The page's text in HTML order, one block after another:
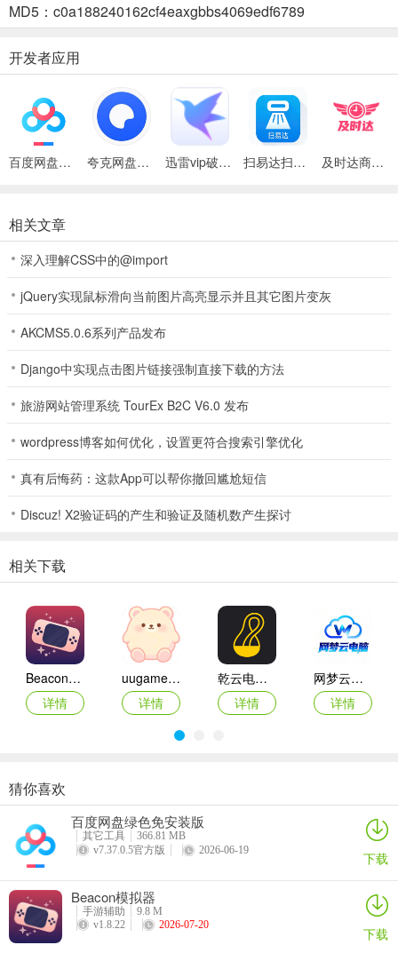
戏。
5、大玩家棋牌安卓版2026最新版带来更加正规靠谱的对局玩法，体
验游戏独特赛製线匹配合适玩家对抗，不仅可以棋牌娱乐交友还能学
习技巧，係统为你匹配的对手都是实力相近，感受很多不一样的快
乐，真的很带感。游戏亮点
6、激情音乐和酷炫真实的棋牌模式众多玩法选择，在游戏裏麵可以感
受经典的棋牌玩法去感受，超有乐趣的游戏玩法可以在游戏中进行一
7、全新的游戏引擎功能可以在裏麵去查看，强力的引擎功能可以在裏
麵为用户带来更佳的画麵感，畅快的游戏内容去查看；
表情包进行发送，在打牌过程中可以享受不一样的乐趣；
开元K78棋牌2026官方版 评价
1、实时推送开奖公告，开奖结果第一时间推送，包含了热门数据分析
手机裏麵，几毛钱就行，挑战无处不在，随意的游戏是需要付出代价
软件下载_瓜瓜丰城棋牌双剑软件下载安装 游戏功能
3、大量的福利道具物品成为玩家奋斗目标，体验非常地道的特色棋牌
部存入到钱包的位置。
5、登陆发金，让玩家每天不停的尖叫，还有快速呼叫系统，很有意思
6、还有游戏的离线单机模式，电脑的AI在游戏中根本不存在，还能提
升你的玩法；软件评测
2、美图酷炫，逼真的音效特别刺激，一秒注册零等待，享受乐趣，争
上游；
3、牌,如果玩家还有余力的话,*还是去记忆一下。除此之外,其实像
3456这样的小牌也是同样重要的,这
4、海量金币在线送，超高福利在线拿，超值大奖天天有，福利满满。
5、技巧二“忍”
MD5：c0a188240162cf4eaxgbbs4069edf6789
开发者应用
百度网盘绿色免安装Pc电脑版 夸克网盘官方正式版 迅雷vip破解版永久会员2024版 扫易达扫描仪最新安卓版 及时达商家(同城配送App)
相关文章
深入理解CSS中的@import
jQuery实现鼠标滑向当前图片高亮显示并且其它图片变灰
AKCMS5.0.6系列产品发布
Django中实现点击图片链接强制直接下载的方法
旅游网站管理系统 TourEx B2C V6.0 发布
wordpress博客如何优化，设置更符合搜索引擎优化
真有后悔药：这款App可以帮你撤回尴尬短信
Discuz! X2验证码的产生和验证及随机数产生探讨
相关下载
Beacon模拟器
详情
uugame模拟器
详情
乾云电脑app
详情
网梦云电脑app
详情
WinNative模拟器
详情
君子之交app
详情
99电玩
光大娱乐Android官方版
猜你喜欢
百度网盘绿色免安装版
其它工具
366.81 MB
v7.37.0.5官方版
2026-06-19 下载
Beacon模拟器
手游辅助
9.8 M
v1.8.22
2026-07-20 下载